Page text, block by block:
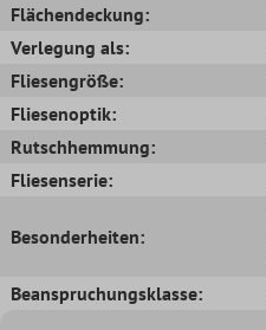
Flächendeckung:
Verlegung als:
Fliesengröße:
Fliesenoptik:
Rutschhemmung:
Fliesenserie:
Besonderheiten:
Beanspruchungsklasse: